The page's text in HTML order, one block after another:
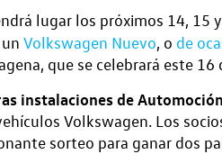
lugar los próximos 14, 15
Volkswagen Nuevo, o de
que se celebrará este
instalaciones de
Volkswagen. Los
sorteo para ganar dos